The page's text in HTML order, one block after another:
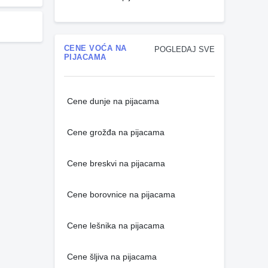
POGLEDAJ SVE
CENE VOĆA NA
PIJACAMA
Cene dunje na pijacama
Cene grožđa na pijacama
Cene breskvi na pijacama
Cene borovnice na pijacama
Cene lešnika na pijacama
Cene šljiva na pijacama